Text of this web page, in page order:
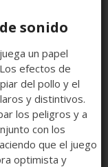
sonido
juega un papel
efectos de
del pollo y el
y distintivos.
los peligros y a
con los
que el juego
optimista y